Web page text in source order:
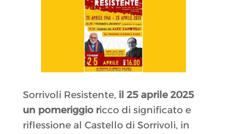
Sorrivoli Resistente, il 25 aprile 2025
un pomeriggio ricco di significato e
riflessione al Castello di Sorrivoli, in